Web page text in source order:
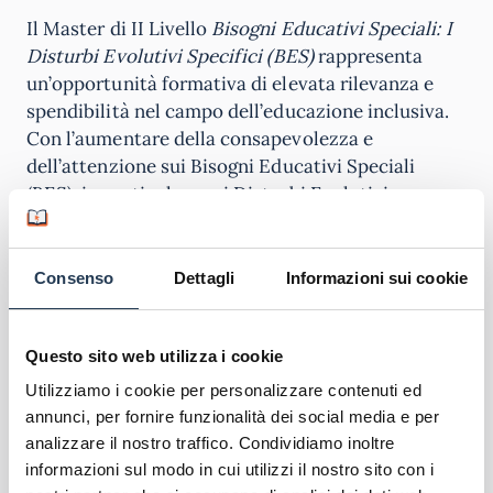
Consenso Dettagli Informazioni sui cookie
Questo sito web utilizza i cookie
Utilizziamo i cookie per personalizzare contenuti ed
annunci, per fornire funzionalità dei social media e per
analizzare il nostro traffico. Condividiamo inoltre
informazioni sul modo in cui utilizzi il nostro sito con i
Il Master di II Livello Bisogni Educativi Speciali: I
Disturbi Evolutivi Specifici (BES)rappresenta
un’opportunità formativa di elevata rilevanza e
spendibilità nel campo dell’educazione inclusiva.
Con l’aumentare della consapevolezza e
dell’attenzione sui Bisogni Educativi Speciali
(BES), in particolare sui Disturbi Evolutivi
Specifici (BES), la
offerta da questo corso è fondamentale per gli
educatori e gli operatori del settore. Questo
master fornisce una conoscenza approfondita e
specifici consentendo agli insegnanti di
comprendere meglio le sfide che questi studenti
affrontano nell’apprendimento.
Attraverso l’adozione di strategie didattiche